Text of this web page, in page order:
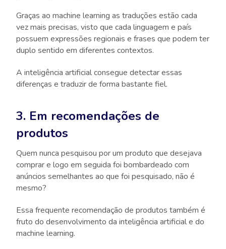
Graças ao machine learning as traduções estão cada
vez mais precisas, visto que cada linguagem e país
possuem expressões regionais e frases que podem ter
duplo sentido em diferentes contextos.
A inteligência artificial consegue detectar essas
diferenças e traduzir de forma bastante fiel.
3. Em recomendações de
produtos
Quem nunca pesquisou por um produto que desejava
comprar e logo em seguida foi bombardeado com
anúncios semelhantes ao que foi pesquisado, não é
mesmo?
Essa frequente recomendação de produtos também é
fruto do desenvolvimento da inteligência artificial e do
machine learning.